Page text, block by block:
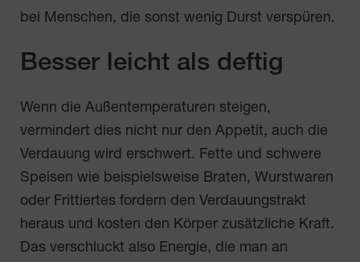
bei Menschen, die sonst wenig Durst verspüren.
Besser leicht als deftig
Wenn die Außentemperaturen steigen,
vermindert dies nicht nur den Appetit, auch die
Verdauung wird erschwert. Fette und schwere
Speisen wie beispielsweise Braten, Wurstwaren
oder Frittiertes fordern den Verdauungstrakt
heraus und kosten den Körper zusätzliche Kraft.
Das verschluckt also Energie, die man an